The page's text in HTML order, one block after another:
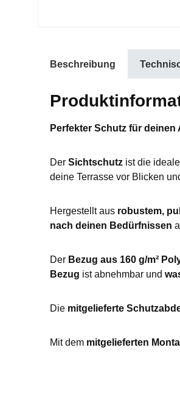
Beschreibung
Perfekter Schutz für
Der Sichtschutz ist die
deine Terrasse vor Blicken
Hergestellt aus robustem,
nach deinen Bedürfnissen
Der Bezug aus 160 g/m²
Bezug ist abnehmbar und
Die mitgelieferte
Mit dem mitgelieferten